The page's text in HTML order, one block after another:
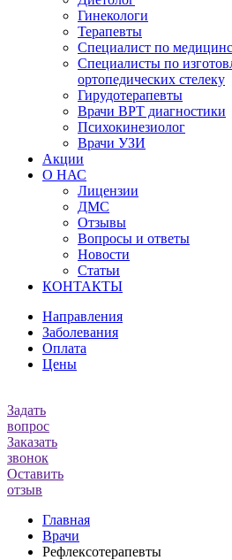
Гинекологи
Терапевты
Специалист по
Специалисты по
ортопедических стелеку
Гирудотерапевты
Врачи ВРТ диагностики
Психокинезиолог
Врачи УЗИ
Акции
О НАС
Лицензии
ДМС
Отзывы
Вопросы и ответы
Новости
Статьи
КОНТАКТЫ
Направления
Заболевания
Оплата
Цены
Задать
вопрос
Заказать
звонок
Оставить
отзыв
Главная
Врачи
Рефлексотерапевты